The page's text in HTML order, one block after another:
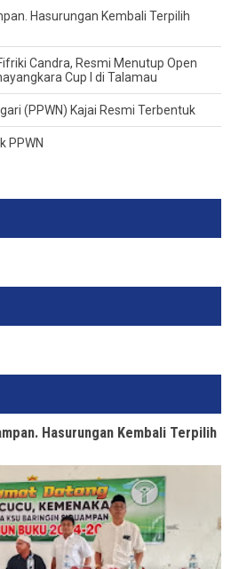
Hasurungan Kembali Terpilih
Candra, Resmi Menutup Open
Cup I di Talamau
(PPWN) Kajai Resmi Terbentuk
PPWN
Hasurungan Kembali Terpilih